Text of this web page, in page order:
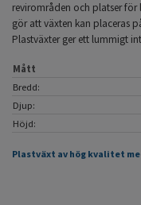
revirområden och platser
gör att växten kan placeras
Plastväxter ger ett lummigt
Mått
Bredd:
Djup:
Höjd:
Plastväxt av hög kvalitet